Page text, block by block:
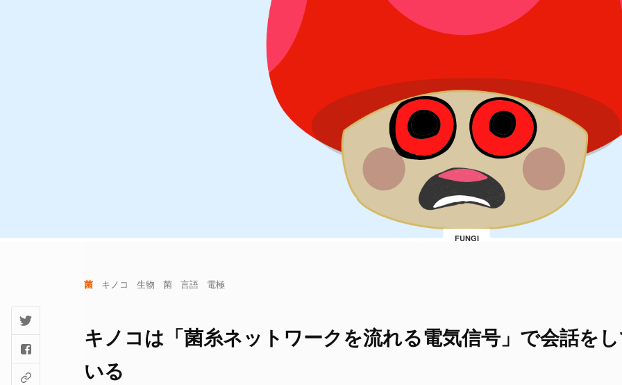
FUNGI
菌 キノコ 生物 菌 言語 電極
キノコは「菌糸ネットワークを流れる電気信号」で会話を
いる